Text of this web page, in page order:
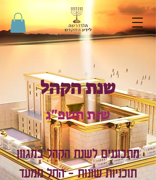
שנת הקהל
שנת תשפ"ג
מתכוננים לשנת הקהל במגוון
תוכניות שונות - החל ממעד